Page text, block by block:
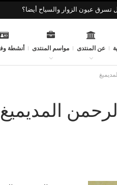
تسرق عيون الزوار والسياح أيضا؟
عن المنتدى مواسم المنتدى أنشطة
المديميغ